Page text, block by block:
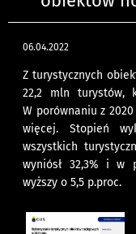
06.04.2022
Z turystycznych
22,2 mln turystów,
W porównaniu z
więcej. Stopień
wszystkich
wyniósł 32,3% i w
wyższy o 5,5 p.proc.